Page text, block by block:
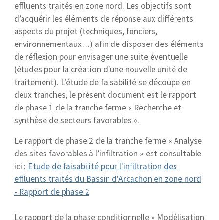
effluents traités en zone nord. Les objectifs sont
d’acquérir les éléments de réponse aux différents
aspects du projet (techniques, fonciers,
environnementaux…) afin de disposer des éléments
de réflexion pour envisager une suite éventuelle
(études pour la création d’une nouvelle unité de
traitement). L’étude de faisabilité se découpe en
deux tranches, le présent document est le rapport
de phase 1 de la tranche ferme « Recherche et
synthèse de secteurs favorables ».
Le rapport de phase 2 de la tranche ferme « Analyse
des sites favorables à l’infiltration » est consultable
ici : Etude de faisabilité pour l'infiltration des
effluents traités du Bassin d'Arcachon en zone nord
- Rapport de phase 2
Le rapport de la phase conditionnelle « Modélisation